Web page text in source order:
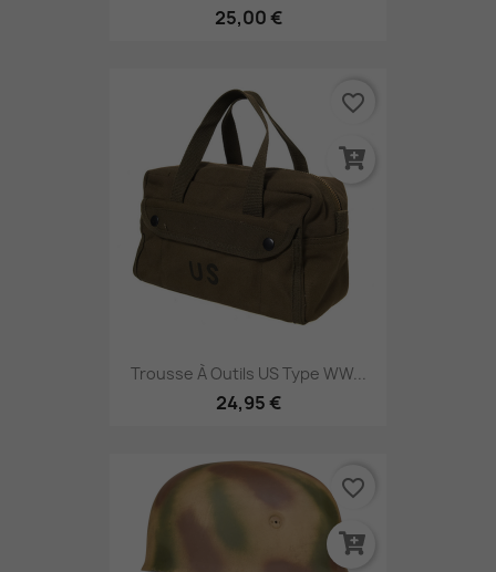
25,00 €
Trousse À Outils US Type WW...
24,95 €
favorite_border
favorite_border